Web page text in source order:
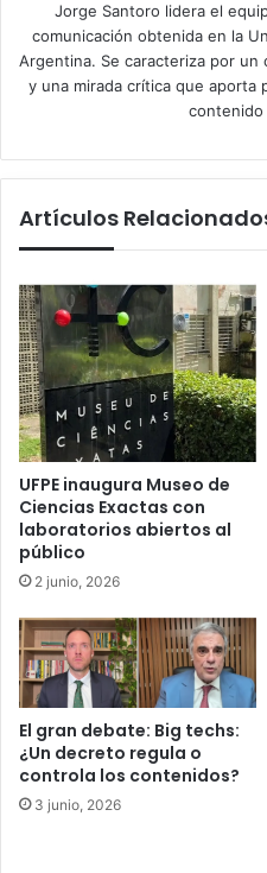
Jorge Santoro lidera el
comunicación obtenida en la
Argentina. Se caracteriza por
y una mirada crítica que aporta
contenido
Artículos
UFPE inaugura Museo de
Ciencias Exactas con
laboratorios abiertos al
público
2 junio, 2026
El gran debate: Big techs:
¿Un decreto regula o
controla los contenidos?
3 junio, 2026